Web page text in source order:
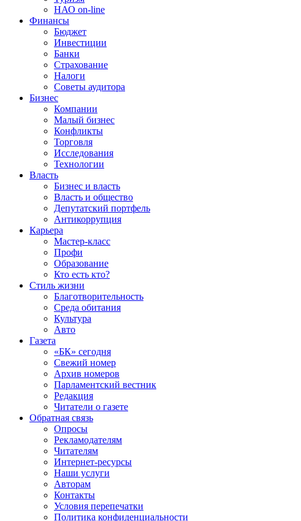
НАО on-line
Финансы
Бюджет
Инвестиции
Банки
Страхование
Налоги
Советы аудитора
Бизнес
Компании
Малый бизнес
Конфликты
Торговля
Исследования
Технологии
Власть
Бизнес и власть
Власть и общество
Депутатский портфель
Антикоррупция
Карьера
Мастер-класс
Профи
Образование
Кто есть кто?
Стиль жизни
Благотворительность
Среда обитания
Культура
Авто
Газета
«БК» сегодня
Свежий номер
Архив номеров
Парламентский вестник
Редакция
Читатели о газете
Обратная связь
Опросы
Рекламодателям
Читателям
Интернет-ресурсы
Наши услуги
Авторам
Контакты
Условия перепечатки
Политика конфиденциальности